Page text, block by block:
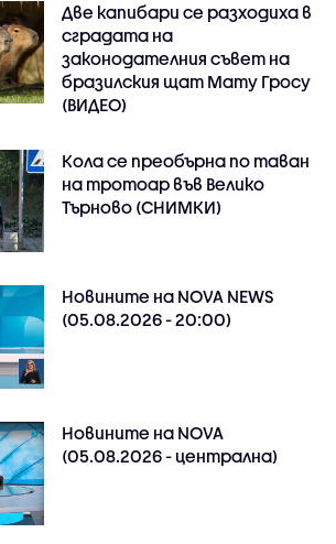
Две капибари се разходиха в
сградата на
законодателния съвет на
бразилския щат Мату Гросу
(ВИДЕО)
Кола се преобърна по таван
на тротоар във Велико
Търново (СНИМКИ)
Новините на NOVA NEWS
(05.08.2026 - 20:00)
Новините на NOVA
(05.08.2026 - централна)